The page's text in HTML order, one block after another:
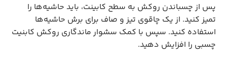
پس از چسباندن روکش به سطح کابینت، باید حاشیه‌ها را
تمیز کنید. از یک چاقوی تیز و صاف برای برش حاشیه‌ها
استفاده کنید. سپس با کمک سشوار ماندگاری روکش کابنیت
چسبی را افزایش دهید.